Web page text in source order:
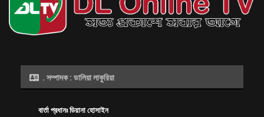
. সম্পাদক : ডালিয়া লাকুরিয়া
বার্তা প্রধানঃ ডিয়ানা হোসাইন